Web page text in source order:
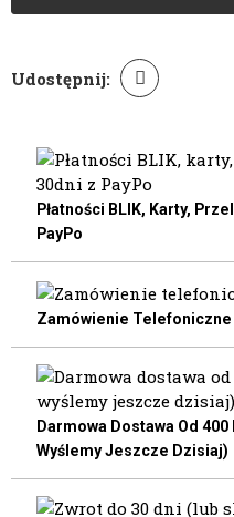
Udostępnij:
Płatności BLIK, Karty,
PayPo
Zamówienie Telefoniczne
Darmowa Dostawa Od
Wyślemy Jeszcze Dzisiaj)